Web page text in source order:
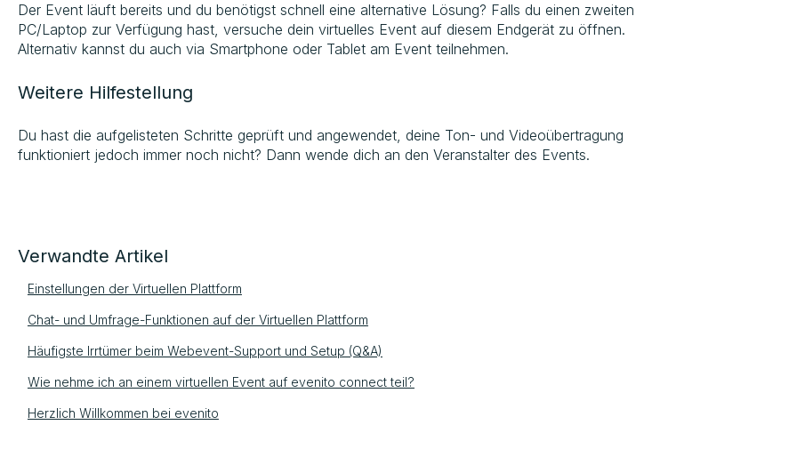
Der Event läuft bereits und du benötigst schnell eine alternative Lösung? Falls du einen zweiten
PC/Laptop zur Verfügung hast, versuche dein virtuelles Event auf diesem Endgerät zu öffnen.
Alternativ kannst du auch via Smartphone oder Tablet am Event teilnehmen.
Weitere Hilfestellung
Du hast die aufgelisteten Schritte geprüft und angewendet, deine Ton- und Videoübertragung
funktioniert jedoch immer noch nicht? Dann wende dich an den Veranstalter des Events.
Verwandte Artikel
Einstellungen der Virtuellen Plattform
Chat- und Umfrage-Funktionen auf der Virtuellen Plattform
Häufigste Irrtümer beim Webevent-Support und Setup (Q&A)
Wie nehme ich an einem virtuellen Event auf evenito connect teil?
Herzlich Willkommen bei evenito